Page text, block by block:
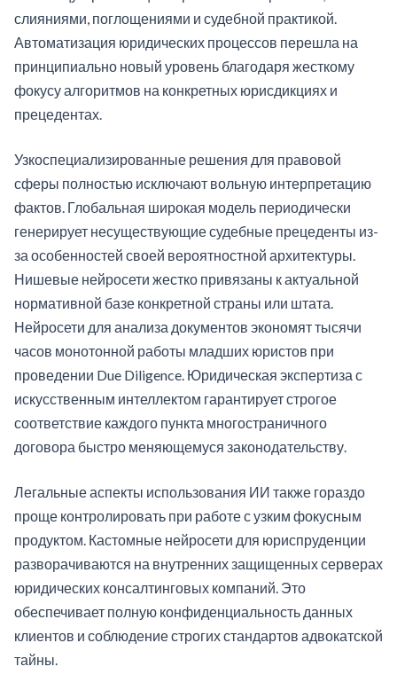
слияниями, поглощениями и судебной практикой.
Автоматизация юридических процессов перешла на
принципиально новый уровень благодаря жесткому
фокусу алгоритмов на конкретных юрисдикциях и
прецедентах.
Узкоспециализированные решения для правовой
сферы полностью исключают вольную интерпретацию
фактов. Глобальная широкая модель периодически
генерирует несуществующие судебные прецеденты из-
за особенностей своей вероятностной архитектуры.
Нишевые нейросети жестко привязаны к актуальной
нормативной базе конкретной страны или штата.
Нейросети для анализа документов экономят тысячи
часов монотонной работы младших юристов при
проведении Due Diligence. Юридическая экспертиза с
искусственным интеллектом гарантирует строгое
соответствие каждого пункта многостраничного
договора быстро меняющемуся законодательству.
Легальные аспекты использования ИИ также гораздо
проще контролировать при работе с узким фокусным
продуктом. Кастомные нейросети для юриспруденции
разворачиваются на внутренних защищенных серверах
юридических консалтинговых компаний. Это
обеспечивает полную конфиденциальность данных
клиентов и соблюдение строгих стандартов адвокатской
тайны.